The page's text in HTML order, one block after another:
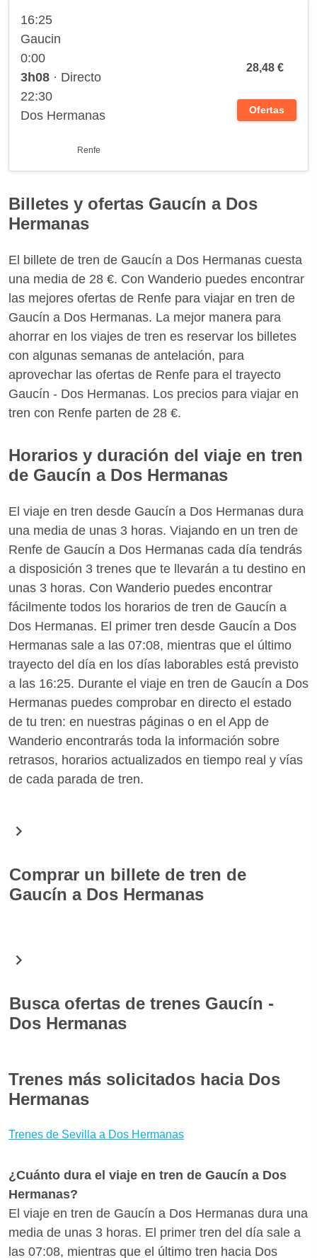
16:25
Gaucin
0:00
3h08 · Directo
22:30
Dos Hermanas
Renfe
28,48 €
Ofertas
Billetes y ofertas Gaucín a Dos
Hermanas
El billete de tren de Gaucín a Dos Hermanas cuesta
una media de 28 €. Con Wanderio puedes encontrar
las mejores ofertas de Renfe para viajar en tren de
Gaucín a Dos Hermanas. La mejor manera para
ahorrar en los viajes de tren es reservar los billetes
con algunas semanas de antelación, para
aprovechar las ofertas de Renfe para el trayecto
Gaucín - Dos Hermanas. Los precios para viajar en
tren con Renfe parten de 28 €.
Horarios y duración del viaje en tren
de Gaucín a Dos Hermanas
El viaje en tren desde Gaucín a Dos Hermanas dura
una media de unas 3 horas. Viajando en un tren de
Renfe de Gaucín a Dos Hermanas cada día tendrás
a disposición 3 trenes que te llevarán a tu destino en
unas 3 horas. Con Wanderio puedes encontrar
fácilmente todos los horarios de tren de Gaucín a
Dos Hermanas. El primer tren desde Gaucín a Dos
Hermanas sale a las 07:08, mientras que el último
trayecto del día en los días laborables está previsto
a las 16:25. Durante el viaje en tren de Gaucín a Dos
Hermanas puedes comprobar en directo el estado
de tu tren: en nuestras páginas o en el App de
Wanderio encontrarás toda la información sobre
retrasos, horarios actualizados en tiempo real y vías
de cada parada de tren.
Comprar un billete de tren de
Gaucín a Dos Hermanas
una simple búsqueda encontrarás todos los horarios
elegir el que mejor se adapte a tus necesidades
reservando con seguridad. Descargando el App
Hermanas y seguir el estado de tu tren Gaucín-Dos
Hermanas en tiempo real, comprobando retrasos y
Busca ofertas de trenes Gaucín -
Dos Hermanas
en autobús o en avión y son incluso más baratos.
Para encontrar las mejores ofertas para Gaucín -
billetes con bastante antelación para aprovechar las
medios de transporte mejores para llegar a Dos
Hermanas desde Gaucín? Con Wanderio puedes
comparar trenes, y escoger la mejor opción para ti
en pocos clics.
Trenes más solicitados hacia Dos
Hermanas
Trenes de Sevilla a Dos Hermanas
¿Cuánto dura el viaje en tren de Gaucín a Dos
Hermanas?
El viaje en tren de Gaucín a Dos Hermanas dura una
media de unas 3 horas. El primer tren del día sale a
las 07:08, mientras que el último tren hacia Dos